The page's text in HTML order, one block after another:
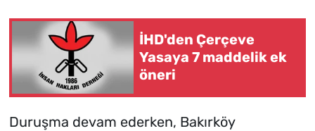
İHD'den Çerçeve
Yasaya 7 maddelik ek
öneri
Duruşma devam ederken, Bakırköy